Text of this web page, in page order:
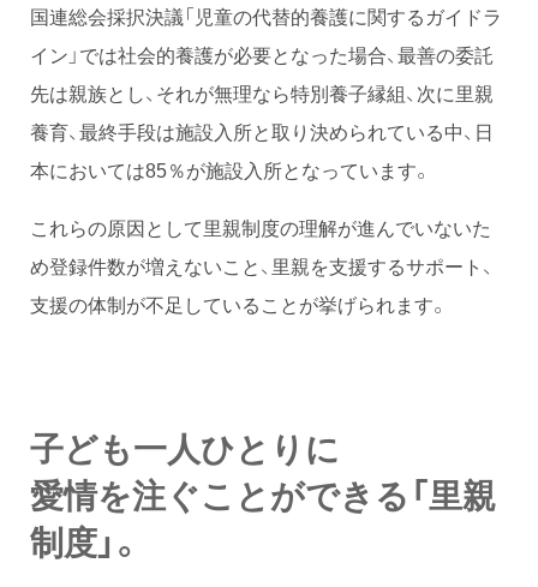
国連総会採択決議「児童の代替的養護に関するガイドラ
イン」では社会的養護が必要となった場合、最善の委託
先は親族とし、それが無理なら特別養子縁組、次に里親
養育、最終手段は施設入所と取り決められている中、日
本においては85％が施設入所となっています。
これらの原因として里親制度の理解が進んでいないた
め登録件数が増えないこと、里親を支援するサポート、
支援の体制が不足していることが挙げられます。
子ども一人ひとりに
愛情を注ぐことができる「里親
制度」。